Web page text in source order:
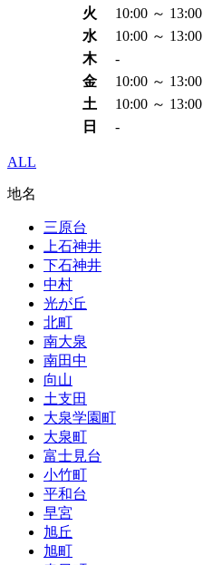
火 10:00 ～ 13:00
水
10:00 ～ 13:00
木
-
金
10:00 ～ 13:00
土
10:00 ～ 13:00
日
-
ALL
地名
三原台
上石神井
下石神井
中村
光が丘
北町
南大泉
南田中
向山
土支田
大泉学園町
大泉町
富士見台
小竹町
平和台
早宮
旭丘
旭町